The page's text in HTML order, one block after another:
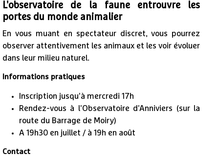
L'observatoire de la faune entrouvre les
portes du monde animalier
En vous muant en spectateur discret, vous pourrez
observer attentivement les animaux et les voir évoluer
dans leur milieu naturel.
Informations pratiques
Inscription jusqu'à mercredi 17h
Rendez-vous à l'Observatoire d'Anniviers (sur la
route du Barrage de Moiry)
A 19h30 en juillet / à 19h en août
Contact